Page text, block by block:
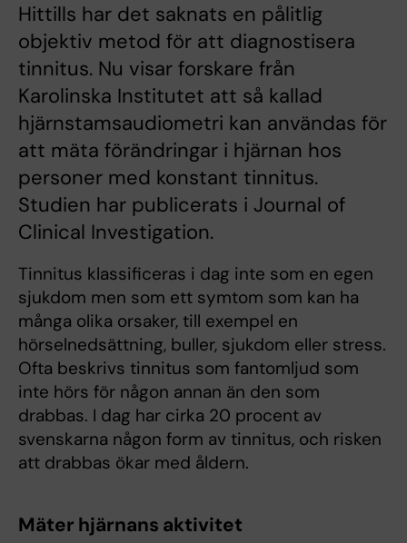
Hittills har det saknats en pålitlig
objektiv metod för att diagnostisera
tinnitus. Nu visar forskare från
Karolinska Institutet att så kallad
hjärnstamsaudiometri kan användas för
att mäta förändringar i hjärnan hos
personer med konstant tinnitus.
Studien har publicerats i Journal of
Clinical Investigation.
Tinnitus klassificeras i dag inte som en egen
sjukdom men som ett symtom som kan ha
många olika orsaker, till exempel en
hörselnedsättning, buller, sjukdom eller stress.
Ofta beskrivs tinnitus som fantomljud som
inte hörs för någon annan än den som
drabbas. I dag har cirka 20 procent av
svenskarna någon form av tinnitus, och risken
att drabbas ökar med åldern.
Mäter hjärnans aktivitet